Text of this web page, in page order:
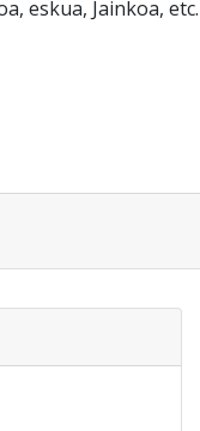
eskua, Jainkoa, etc.